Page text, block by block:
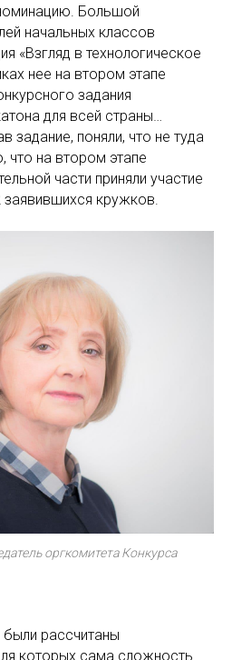
Большой
начальных классов
«Взгляд в технологическое
нее на втором этапе
задания
для всей страны…
задание, поняли, что не туда
что на втором этапе
части приняли участие
кружков.
оргкомитета Конкурса
рассчитаны
которых сама сложность